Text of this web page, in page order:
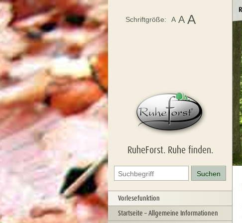
RuheForst. Ruhe finden.
Vorlesefunktion
Startseite – Allgemeine Informationen
Schriftgröße: A A A